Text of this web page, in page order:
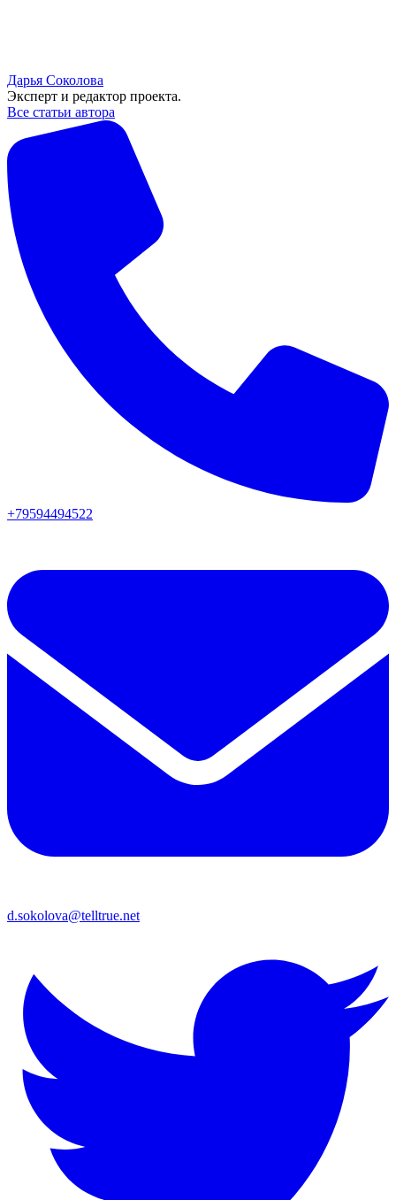
Дарья Соколова
Эксперт и редактор проекта.
Все статьи автора
+79594494522
d.sokolova@telltrue.net